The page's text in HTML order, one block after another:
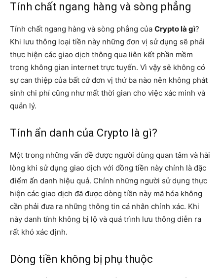
Tính chất ngang hàng và sòng phẳng
Tính chất ngang hàng và sòng phẳng của Crypto là gì?
Khi lưu thông loại tiền này những đơn vị sử dụng sẽ phải
thực hiện các giao dịch thông qua liên kết phần mềm
trong không gian internet trực tuyến. Vì vậy sẽ không có
sự can thiệp của bất cứ đơn vị thứ ba nào nên không phát
sinh chi phí cũng như mất thời gian cho việc xác minh và
quản lý.
Tính ẩn danh của Crypto là gì?
Một trong những vấn đề được người dùng quan tâm và hài
lòng khi sử dụng giao dịch với đồng tiền này chính là đặc
điểm ấn danh hiệu quả. Chính những người sử dụng thực
hiện các giao dịch đã được dòng tiền này mã hóa không
cần phải đưa ra những thông tin cá nhân chính xác. Khi
này danh tính không bị lộ và quá trình lưu thông diễn ra
rất khó xác định.
Dòng tiền không bị phụ thuộc